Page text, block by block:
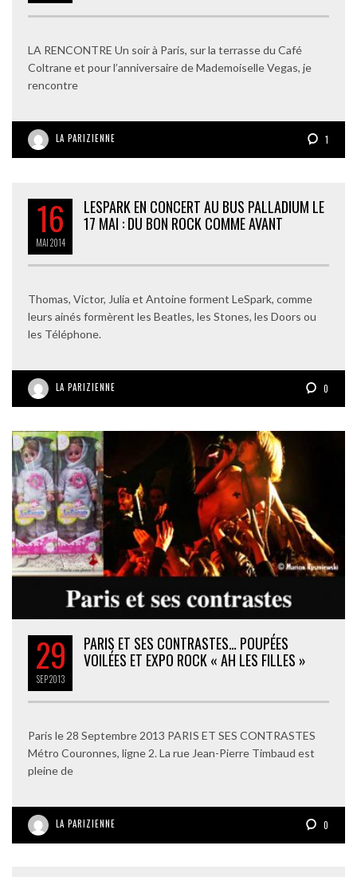
LA RENCONTRE Un soir à Paris, sur la terrasse du Café
Coltrane et pour l’anniversaire de Mademoiselle Vegas, je
rencontre
LA PARIZIENNE 1
16
MAI2014
LESPARK EN CONCERT AU BUS PALLADIUM LE
17 MAI : DU BON ROCK COMME AVANT
Thomas, Victor, Julia et Antoine forment LeSpark, comme
leurs ainés formèrent les Beatles, les Stones, les Doors ou
les Téléphone.
LA PARIZIENNE 0
29
SEP2013
PARIS ET SES CONTRASTES… POUPÉES
VOILÉES ET EXPO ROCK « AH LES FILLES »
Paris le 28 Septembre 2013 PARIS ET SES CONTRASTES
Métro Couronnes, ligne 2. La rue Jean-Pierre Timbaud est
pleine de
LA PARIZIENNE 0